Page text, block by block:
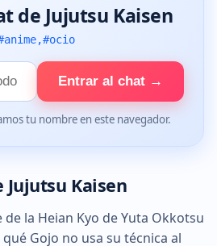
de Jujutsu Kaisen
Entrar al chat →
tu nombre en este navegador.
Jujutsu Kaisen
la Heian Kyo de Yuta Okkotsu
Gojo no usa su técnica al